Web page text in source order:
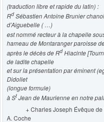
(traduction libre et rapide du latin) :
Rd Sébastien Antoine Brunier
d’Aiguebelle ( …)
est nommé recteur à la chapelle
hameau de Montaranger paroisse
après le décès de Rd Hiacinte
de ladite chapelle
et sur la présentation par éminent
Didollet
(longue formule)
à St Jean de Maurienne en notre
+ Charles Joseph Évêque de
A. Coche